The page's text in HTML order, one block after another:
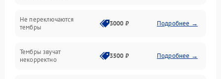
Аудио
Не переключаются
тембры
3000 ₽ Подробнее →
Тембры звучат
некорректно
3500 ₽ Подробнее →